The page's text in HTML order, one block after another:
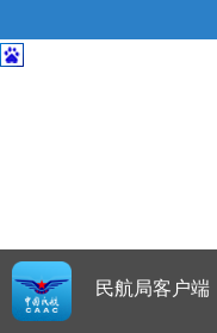
民航局客户端